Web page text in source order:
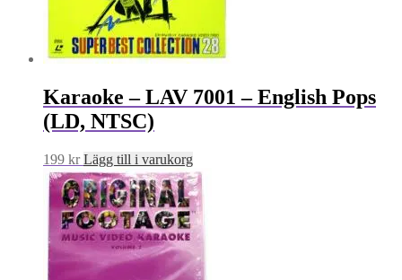
Karaoke – LAV 7001 – English Pops
(LD, NTSC)
199 kr Lägg till i varukorg